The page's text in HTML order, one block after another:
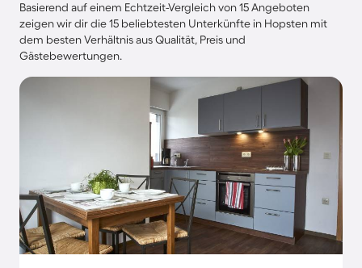
Basierend auf einem Echtzeit-Vergleich von 15 Angeboten
zeigen wir dir die 15 beliebtesten Unterkünfte in Hopsten mit
dem besten Verhältnis aus Qualität, Preis und
Gästebewertungen.